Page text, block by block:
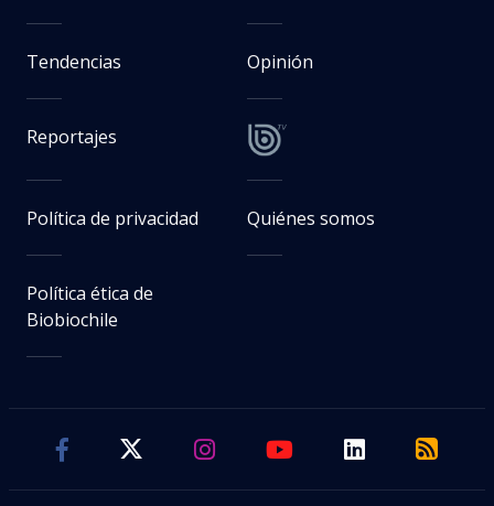
Tendencias Opinión
Reportajes
Política de privacidad Quiénes somos
Política ética de
Biobiochile